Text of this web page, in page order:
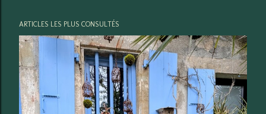
ARTICLES LES PLUS CONSULTÉS